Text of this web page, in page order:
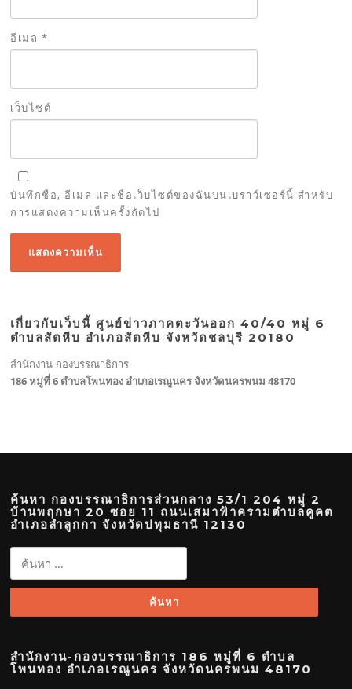
อีเมล *
เว็บไซต์
บันทึกชื่อ, อีเมล และชื่อเว็บไซต์ของฉันบนเบราว์เซอร์นี้ สำหรับ
การแสดงความเห็นครั้งถัดไป
เกี่ยวกับเว็บนี้ ศูนย์ข่าวภาคตะวันออก 40/40 หมู่ 6
ตำบลสัตหีบ อำเภอสัตหีบ จังหวัดชลบุรี 20180
สำนักงาน-กองบรรณาธิการ
186 หมู่ที่ 6 ตำบลโพนทอง อำเภอเรณูนคร จังหวัดนครพนม 48170
ค้นหา กองบรรณาธิการส่วนกลาง 53/1 204 หมู่ 2
บ้านพฤกษา 20 ซอย 11 ถนนเสมาฟ้าครามตำบลคูคต
อำเภอลำลูกกา จังหวัดปทุมธานี 12130
ค้นหา
สำหรับ:
สำนักงาน-กองบรรณาธิการ 186 หมู่ที่ 6 ตำบล
โพนทอง อำเภอเรณูนคร จังหวัดนครพนม 48170